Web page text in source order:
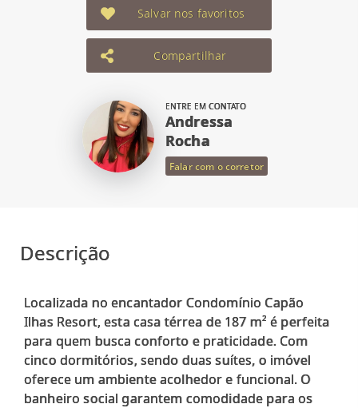
Salvar nos favoritos
Compartilhar
ENTRE EM CONTATO
Andressa
Rocha
Falar com o corretor
Descrição
Localizada no encantador Condomínio Capão
Ilhas Resort, esta casa térrea de 187 m² é perfeita
para quem busca conforto e praticidade. Com
cinco dormitórios, sendo duas suítes, o imóvel
oferece um ambiente acolhedor e funcional. O
banheiro social garantem comodidade para os